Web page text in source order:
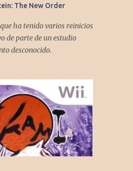
The New Order
ha tenido varios reinicios
de parte de un estudio
desconocido.